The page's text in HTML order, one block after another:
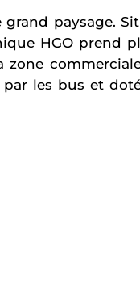
paysage.
HGO prend
zone
par les bus et